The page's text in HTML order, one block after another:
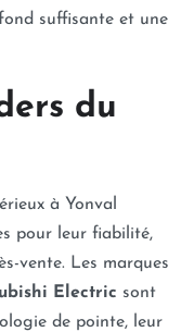
suffisante et une
du
à Yonval
pour leur fiabilité,
vente. Les marques
Electric sont
de pointe, leur